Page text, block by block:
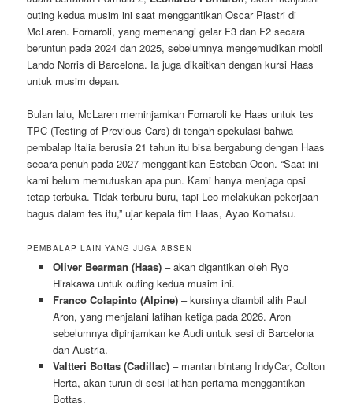
outing kedua musim ini saat menggantikan Oscar Piastri di
McLaren. Fornaroli, yang memenangi gelar F3 dan F2 secara
beruntun pada 2024 dan 2025, sebelumnya mengemudikan mobil
Lando Norris di Barcelona. Ia juga dikaitkan dengan kursi Haas
untuk musim depan.
Bulan lalu, McLaren meminjamkan Fornaroli ke Haas untuk tes
TPC (Testing of Previous Cars) di tengah spekulasi bahwa
pembalap Italia berusia 21 tahun itu bisa bergabung dengan Haas
secara penuh pada 2027 menggantikan Esteban Ocon. “Saat ini
kami belum memutuskan apa pun. Kami hanya menjaga opsi
tetap terbuka. Tidak terburu-buru, tapi Leo melakukan pekerjaan
bagus dalam tes itu,” ujar kepala tim Haas, Ayao Komatsu.
PEMBALAP LAIN YANG JUGA ABSEN
Oliver Bearman (Haas)– akan digantikan oleh Ryo
Hirakawa untuk outing kedua musim ini.
Franco Colapinto (Alpine)– kursinya diambil alih Paul
Aron, yang menjalani latihan ketiga pada 2026. Aron
sebelumnya dipinjamkan ke Audi untuk sesi di Barcelona
dan Austria.
Valtteri Bottas (Cadillac)– mantan bintang IndyCar, Colton
Herta, akan turun di sesi latihan pertama menggantikan
Bottas.